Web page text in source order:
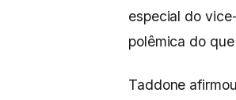
especial do
polêmica do
Taddone